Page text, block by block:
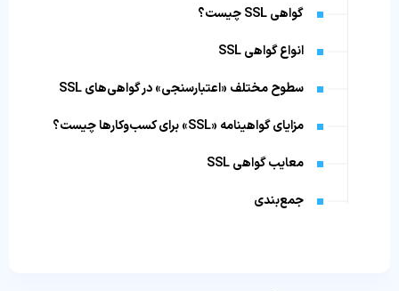
گواهی SSL چیست؟
انواع گواهی SSL
سطوح مختلف «اعتبارسنجی» در گواهی‌های SSL
مزایای گواهینامه «SSL» برای کسب‌وکارها چیست؟
معایب گواهی SSL
جمع‌بندی